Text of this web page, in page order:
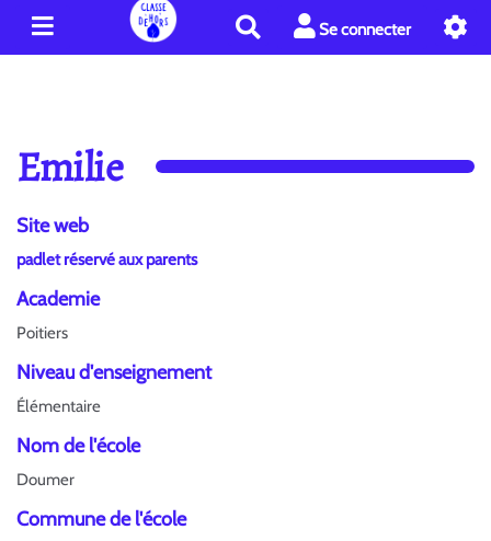
e
c
Se connecter
Emilie
Site web
padlet réservé aux parents
Academie
Poitiers
Niveau d'enseignement
Élémentaire
Nom de l'école
Doumer
Commune de l'école